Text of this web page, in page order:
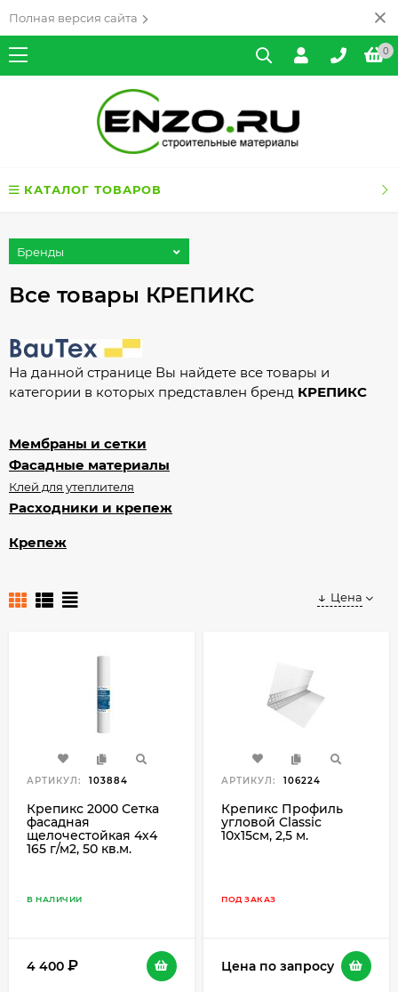
Полная версия сайта
0
КАТАЛОГ ТОВАРОВ
Бренды
Все товары КРЕПИКС
На данной странице Вы найдете все товары и
категории в которых представлен бренд КРЕПИКС
Мембраны и сетки
Фасадные материалы
Клей для утеплителя
Расходники и крепеж
Крепеж
Цена
АРТИКУЛ: 103884
Крепикс 2000 Сетка
фасадная
щелочестойкая 4х4
165 г/м2, 50 кв.м.
В НАЛИЧИИ
4 400
АРТИКУЛ: 106224
Крепикс Профиль
угловой Classic
10х15см, 2,5 м.
ПОД ЗАКАЗ
Цена по запросу